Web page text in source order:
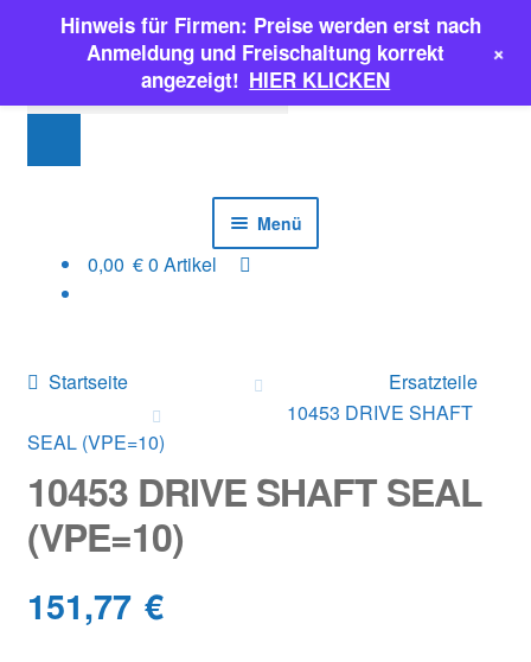
springen
springen
search
Menü
EINSPRITZPUMPEN
ERSATZTEILE & MEHR
Classic Parts
0,00 €0 Artikel
Startseite
Ersatzteile
10453 DRIVE SHAFT
SEAL (VPE=10)
10453 DRIVE SHAFT SEAL
(VPE=10)
151,77 €
Hinweis für Firmen: Preise werden erst nach
Anmeldung und Freischaltung korrekt
angezeigt! HIER KLICKEN
+